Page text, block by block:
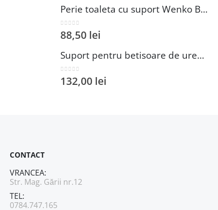
Perie toaleta cu suport Wenko Brasil Petrol 10x37 cm plastic verde inchis
0out of 5
88,50 lei
Suport pentru betisoare de urechi si dischete demachiante Wenko 18 cm inox plastic argintiu
0out of 5
132,00 lei
CONTACT
VRANCEA:
Str. Mag. Gării nr.12
TEL:
0784.747.165